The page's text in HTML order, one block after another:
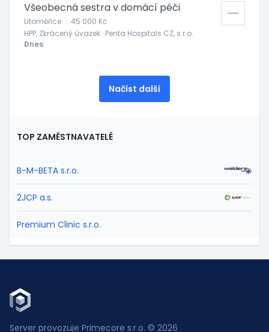
Všeobecná sestra v domácí péči
Litoměřice · 45 000 Kč
HPP, Zkrácený úvazek · Penta Hospitals CZ, s.r.o.
Dnes
Načíst další
TOP ZAMĚSTNAVATELÉ
B-M-BETA s.r.o.
2JCP a.s.
Premium Clinic s.r.o.
Server provozuje Primecore s.r.o. © 2026